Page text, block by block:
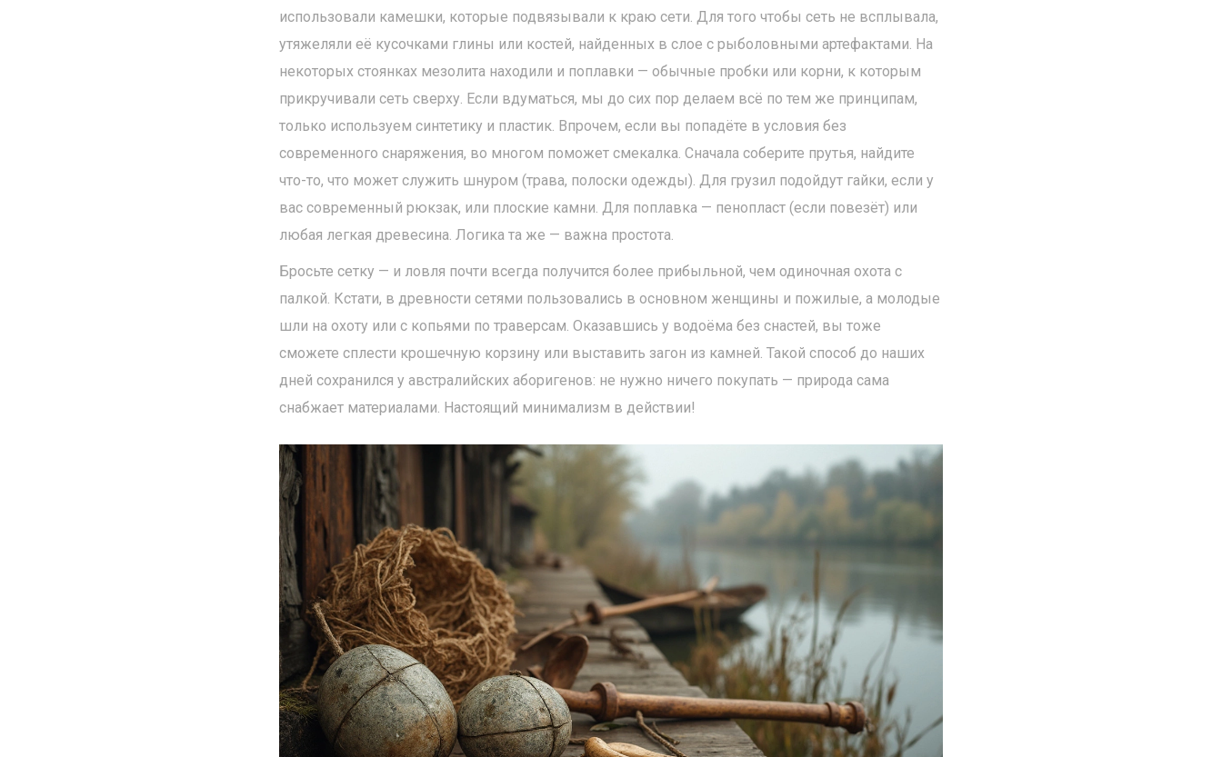
использовали камешки, которые подвязывали к краю сети. Для того чтобы сеть не всплывала,
утяжеляли её кусочками глины или костей, найденных в слое с рыболовными артефактами. На
некоторых стоянках мезолита находили и поплавки — обычные пробки или корни, к которым
прикручивали сеть сверху. Если вдуматься, мы до сих пор делаем всё по тем же принципам,
только используем синтетику и пластик. Впрочем, если вы попадёте в условия без
современного снаряжения, во многом поможет смекалка. Сначала соберите прутья, найдите
что-то, что может служить шнуром (трава, полоски одежды). Для грузил подойдут гайки, если у
вас современный рюкзак, или плоские камни. Для поплавка — пенопласт (если повезёт) или
любая легкая древесина. Логика та же — важна простота.
Бросьте сетку — и ловля почти всегда получится более прибыльной, чем одиночная охота с
палкой. Кстати, в древности сетями пользовались в основном женщины и пожилые, а молодые
шли на охоту или с копьями по траверсам. Оказавшись у водоёма без снастей, вы тоже
сможете сплести крошечную корзину или выставить загон из камней. Такой способ до наших
дней сохранился у австралийских аборигенов: не нужно ничего покупать — природа сама
снабжает материалами. Настоящий минимализм в действии!